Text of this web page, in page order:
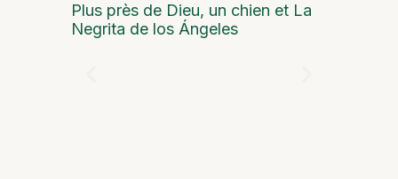
Plus près de Dieu, un chien et La
Negrita de los Ángeles